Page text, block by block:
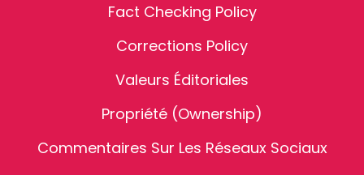
Fact Checking Policy
Corrections Policy
Valeurs Éditoriales
Propriété (Ownership)
Commentaires Sur Les Réseaux Sociaux